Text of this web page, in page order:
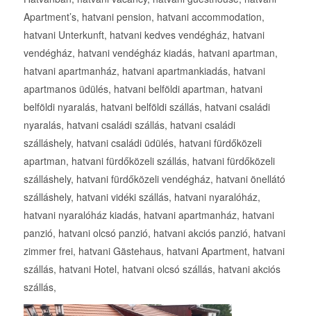
Apartment’s, hatvani pension, hatvani accommodation,
hatvani Unterkunft, hatvani kedves vendégház, hatvani
vendégház, hatvani vendégház kiadás, hatvani apartman,
hatvani apartmanház, hatvani apartmankiadás, hatvani
apartmanos üdülés, hatvani belföldi apartman, hatvani
belföldi nyaralás, hatvani belföldi szállás, hatvani családi
nyaralás, hatvani családi szállás, hatvani családi
szálláshely, hatvani családi üdülés, hatvani fürdőközeli
apartman, hatvani fürdőközeli szállás, hatvani fürdőközeli
szálláshely, hatvani fürdőközeli vendégház, hatvani önellátó
szálláshely, hatvani vidéki szállás, hatvani nyaralóház,
hatvani nyaralóház kiadás, hatvani apartmanház, hatvani
panzió, hatvani olcsó panzió, hatvani akciós panzió, hatvani
zimmer frei, hatvani Gästehaus, hatvani Apartment, hatvani
szállás, hatvani Hotel, hatvani olcsó szállás, hatvani akciós
szállás,